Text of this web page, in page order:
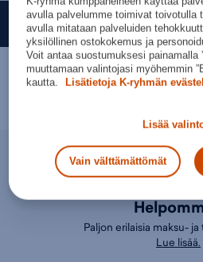
Budget Sport — Liikuttavan
Tilaukset toimitetaan sinulle
Paljon erilaisia maksu-
Lue lisää.
avulla palvelumme toimivat toivotulla
avulla mitataan palveluiden
yksilöllinen ostokokemus ja
Voit antaa suostumuksesi painamalla
muuttamaan valintojasi myöhemmin
kautta.
Lisätietoja K-ryhmän
Lisää
Vain välttämättömät